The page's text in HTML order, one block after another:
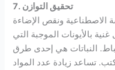
7. تحقيق التوازن
الاصطناعية ونقص الإضاءة
بالأيونات الموجبة التي
النباتات هي إحدى طرق
تساعد زيادة عدد المواد